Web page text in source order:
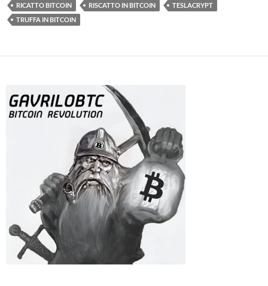
RICATTO BITCOIN
RISCATTO IN BITCOIN
TESLACRYPT
TRUFFA IN BITCOIN